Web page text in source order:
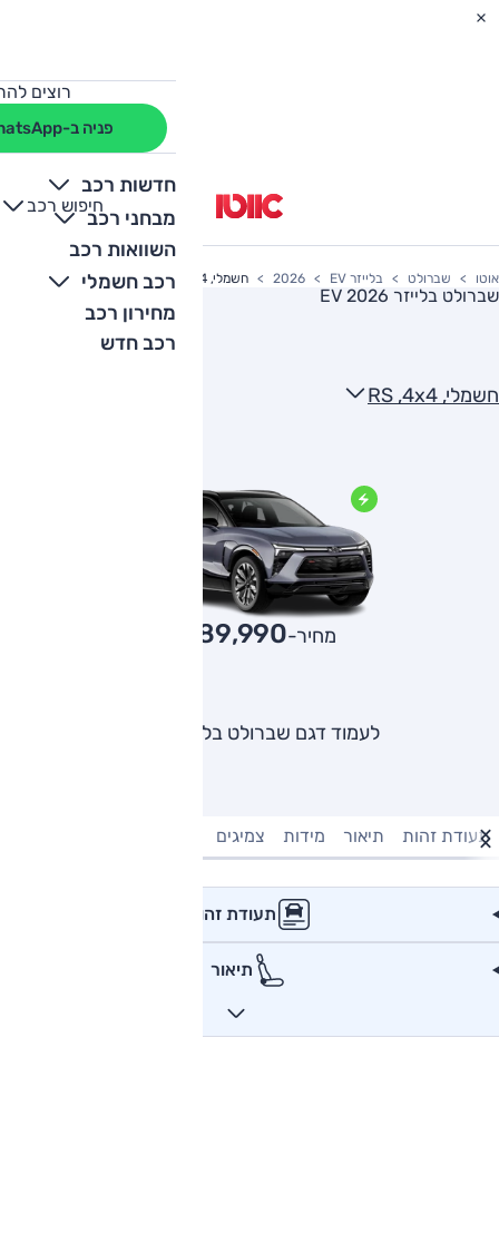
רוצים
פניה ב-WhatsApp
חדשות רכב
מבחני רכב
השוואות רכב
רכב חשמלי
מחירון רכב
רכב חדש
חיפוש רכב
+
-
אוטו שברולט בלייזר EV 2026 חשמלי, RS ,4x4
שברולט בלייזר EV 2026
חשמלי, RS ,4x4
מחיר-₪389,990
לעמוד דגם שברולט בלייזר EV
תעודת זהות תיאור מידות צמיגים
תעודת זהות
תיאור